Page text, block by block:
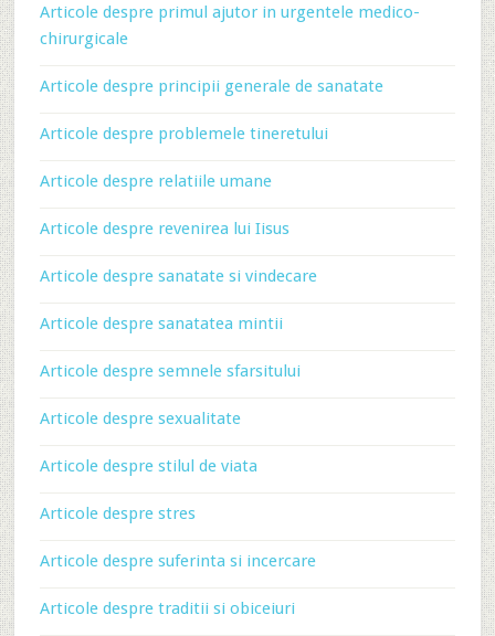
Articole despre primul ajutor in urgentele medico-
chirurgicale
Articole despre principii generale de sanatate
Articole despre problemele tineretului
Articole despre relatiile umane
Articole despre revenirea lui Iisus
Articole despre sanatate si vindecare
Articole despre sanatatea mintii
Articole despre semnele sfarsitului
Articole despre sexualitate
Articole despre stilul de viata
Articole despre stres
Articole despre suferinta si incercare
Articole despre traditii si obiceiuri